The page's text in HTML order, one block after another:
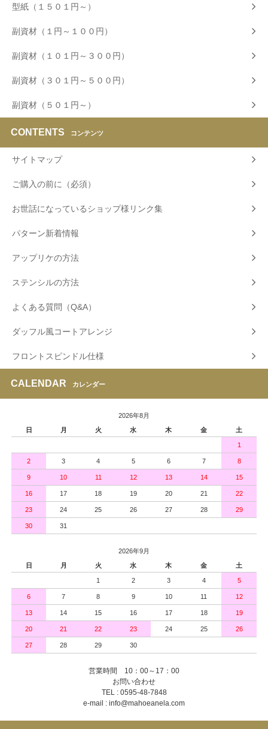
型紙（１５０１円～）
副資材（１円～１００円）
副資材（１０１円～３００円）
副資材（３０１円～５００円）
副資材（５０１円～）
CONTENTS コンテンツ
サイトマップ
ご購入の前に（必須）
お世話になっているショップ様リンク集
パターン新着情報
アップリケの方法
ステンシルの方法
よくある質問（Q&A）
ダッフル風コートアレンジ
フロントスピンドル仕様
CALENDAR カレンダー
2026年8月
日
月 火 水 木 金 土
1
2 3 4 5 6 7 8
9 10 11 12 13 14 15
16 17 18 19 20 21 22
23 24 25 26 27 28 29
30 31
2026年9月
日
月 火 水 木 金 土
1 2 3 4 5
6 7 8 9 10 11 12
13 14 15 16 17 18 19
20 21 22 23 24 25 26
27 28 29 30
営業時間 10：00～17：00
お問い合わせ
TEL : 0595-48-7848
e-mail : info@mahoeanela.com